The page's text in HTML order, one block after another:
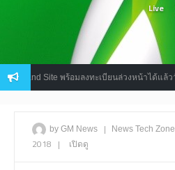
Live
Site พร้อมลงทะเบียนล่วงหน้าได้แล้ววันนี้
by GM News | News Tech Zone
2018 | เปิดดู